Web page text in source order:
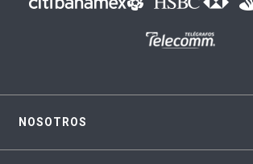
NOSOTROS